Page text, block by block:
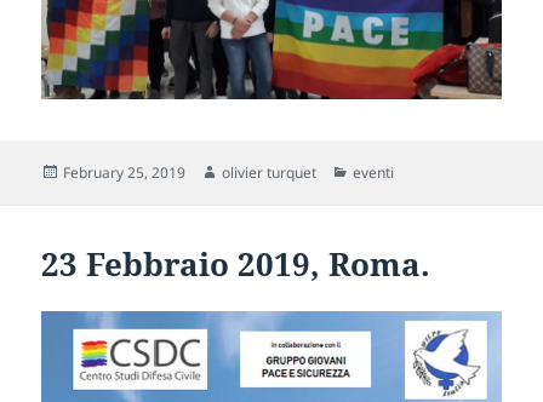
Posted
February 25, 2019 Author
olivier turquet Categories
eventi
23 Febbraio 2019, Roma.